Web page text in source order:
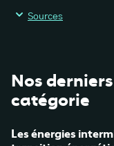
Sources
Nos
catégorie
Les énergies